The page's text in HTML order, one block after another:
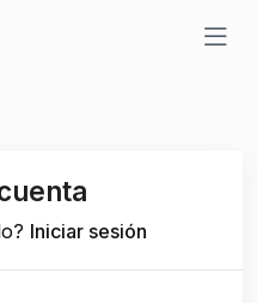
Iniciar sesión